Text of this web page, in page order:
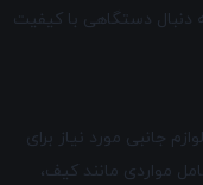
دنبال دستگاهی با کیفیت
کامل از لوازم جانبی مورد نیاز برای
مواردی مانند کیف،